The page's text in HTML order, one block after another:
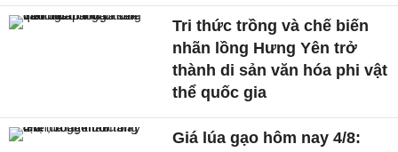
Tri thức trồng và chế biến
nhãn lồng Hưng Yên trở
thành di sản văn hóa phi vật
thể quốc gia
Giá lúa gạo hôm nay 4/8: